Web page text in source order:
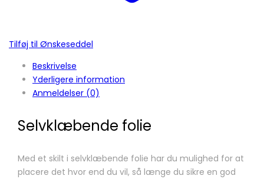
Tilføj til Ønskeseddel
Beskrivelse
Yderligere information
Anmeldelser (0)
Selvklæbende folie
Med et skilt i selvklæbende folie har du mulighed for at
placere det hvor end du vil, så længe du sikre en god